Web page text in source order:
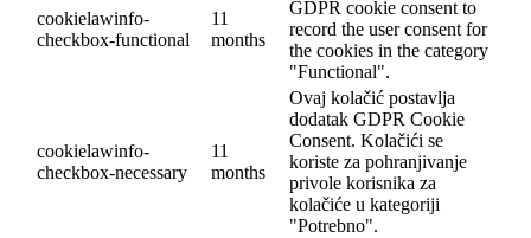
cookielawinfo-
checkbox-functional
11
months
GDPR cookie consent to
record the user consent for
the cookies in the category
"Functional".
cookielawinfo-
checkbox-necessary
11
months
Ovaj kolačić postavlja
dodatak GDPR Cookie
Consent. Kolačići se
koriste za pohranjivanje
privole korisnika za
kolačiće u kategoriji
"Potrebno".